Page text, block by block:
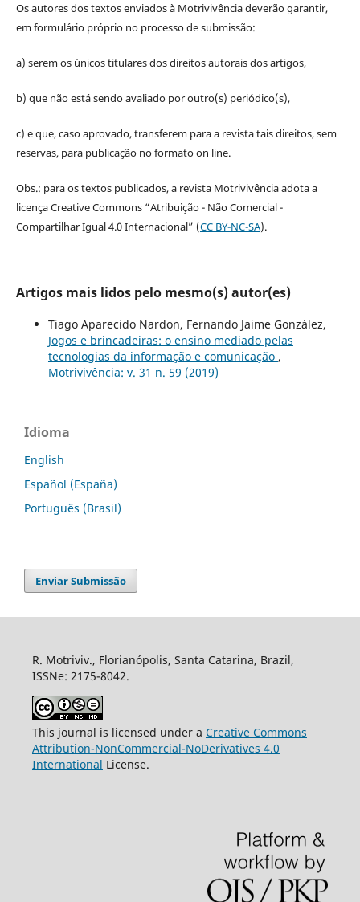
Os autores dos textos enviados à Motrivivência deverão garantir,
em formulário próprio no processo de submissão:
a) serem os únicos titulares dos direitos autorais dos artigos,
b) que não está sendo avaliado por outro(s) periódico(s),
c) e que, caso aprovado, transferem para a revista tais direitos, sem
reservas, para publicação no formato on line.
Obs.: para os textos publicados, a revista Motrivivência adota a
licença Creative Commons “Atribuição - Não Comercial -
Compartilhar Igual 4.0 Internacional” (CC BY-NC-SA).
Artigos mais lidos pelo mesmo(s) autor(es)
Tiago Aparecido Nardon, Fernando Jaime González,
Jogos e brincadeiras: o ensino mediado pelas
tecnologias da informação e comunicação ,
Motrivivência: v. 31 n. 59 (2019)
Idioma
English
Español (España)
Português (Brasil)
Enviar Submissão
R. Motriviv., Florianópolis, Santa Catarina, Brazil,
ISSNe: 2175-8042.
This journal is licensed under a Creative Commons
Attribution-NonCommercial-NoDerivatives 4.0
International License.